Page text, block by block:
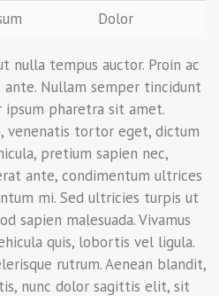
Dolor
nulla tempus auctor. Proin ac
Nullam semper tincidunt
pharetra sit amet.
venenatis tortor eget, dictum
pretium sapien nec,
ante, condimentum ultrices
mi. Sed ultricies turpis ut
sapien malesuada. Vivamus
quis, lobortis vel ligula.
rutrum. Aenean blandit,
nunc dolor sagittis elit, sit